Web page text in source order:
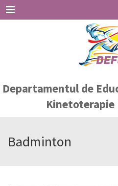
Menu
Departamentul de
Kinetoterapie
Badminton